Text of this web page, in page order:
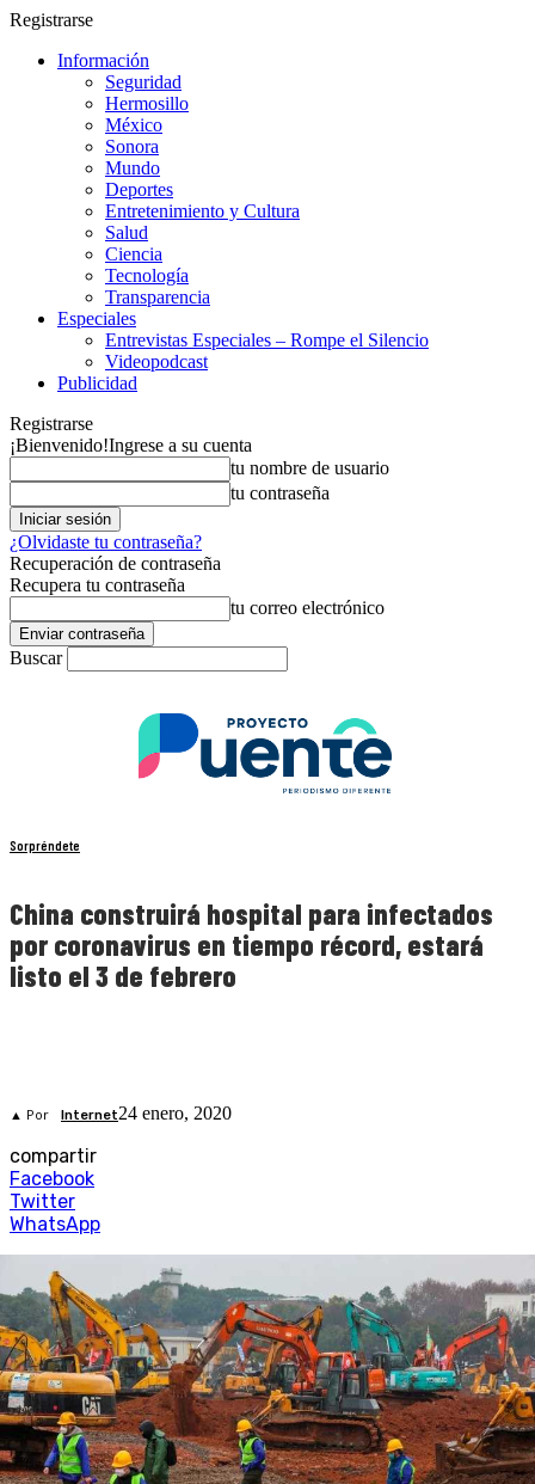
Registrarse
Información
Seguridad
Hermosillo
México
Sonora
Mundo
Deportes
Entretenimiento y Cultura
Salud
Ciencia
Tecnología
Transparencia
Especiales
Entrevistas Especiales – Rompe el Silencio
Videopodcast
Publicidad
Registrarse
¡Bienvenido!Ingrese a su cuenta
tu nombre de usuario
tu contraseña
¿Olvidaste tu contraseña?
Recuperación de contraseña
Recupera tu contraseña
tu correo electrónico
Buscar
Sorpréndete
China construirá hospital para infectados
por coronavirus en tiempo récord, estará
listo el 3 de febrero
▲ Por Internet24 enero, 2020
compartir
Facebook
Twitter
WhatsApp